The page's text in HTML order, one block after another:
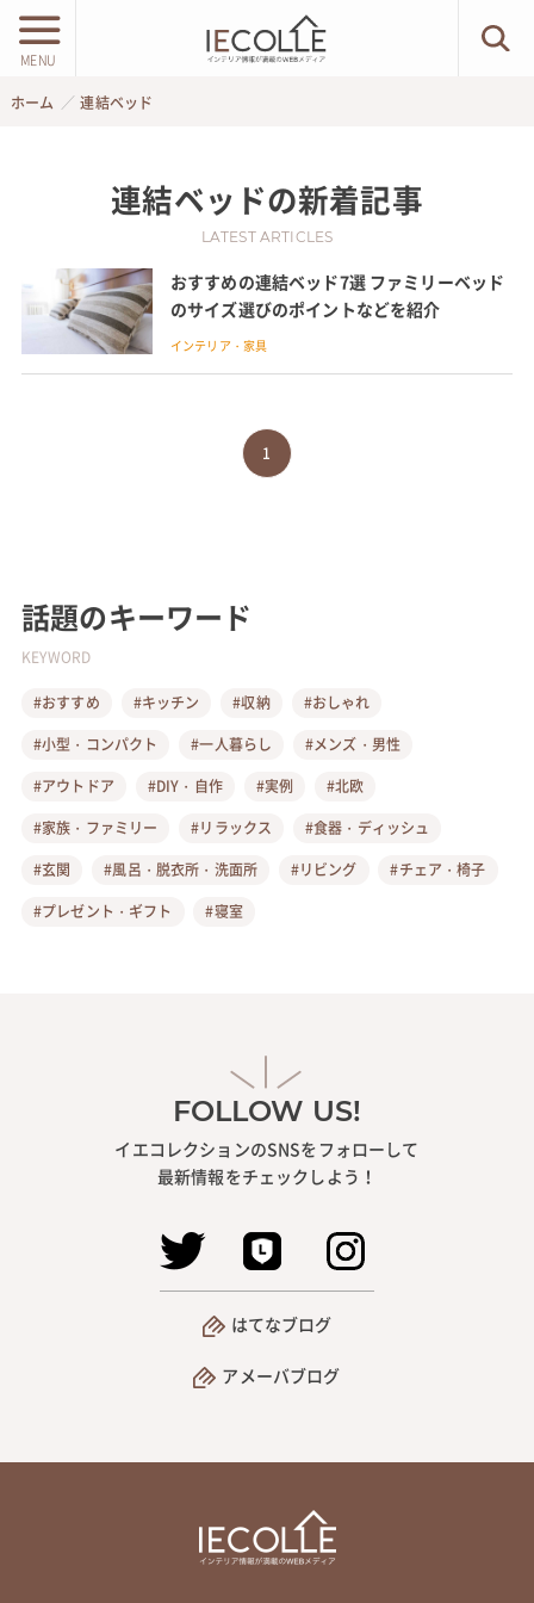
MENU
ホーム 連結ベッド
連結ベッドの新着記事
LATEST ARTICLES
おすすめの連結ベッド7選 ファミリーベッド
のサイズ選びのポイントなどを紹介
インテリア・家具
1
話題のキーワード
KEYWORD
#おすすめ #キッチン #収納
#おしゃれ
#小型・コンパクト
#一人暮らし
#メンズ・男性
#アウトドア
#DIY・自作 #実例
#北欧
#家族・ファミリー
#リラックス
#食器・ディッシュ
#玄関
#風呂・脱衣所・洗面所 #リビング
#チェア・椅子
#プレゼント・ギフト
#寝室
FOLLOW US!
イエコレクションのSNSをフォローして
最新情報をチェックしよう！
はてなブログ
アメーバブログ